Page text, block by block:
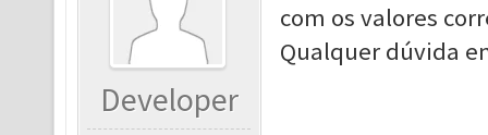
Developer
com os valores
Qualquer dúvida